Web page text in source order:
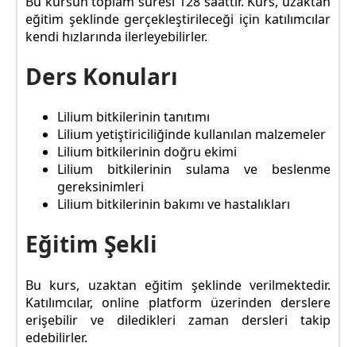
eğitim şeklinde gerçekleştirileceği için katılımcılar
kendi hızlarında ilerleyebilirler.
Ders Konuları
Lilium bitkilerinin tanıtımı
Lilium yetiştiriciliğinde kullanılan malzemeler
Lilium bitkilerinin doğru ekimi
Lilium bitkilerinin sulama ve beslenme
gereksinimleri
Lilium bitkilerinin bakımı ve hastalıkları
Eğitim Şekli
Bu kurs, uzaktan eğitim şeklinde verilmektedir.
Katılımcılar, online platform üzerinden derslere
erişebilir ve diledikleri zaman dersleri takip
edebilirler.